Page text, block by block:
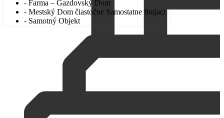
- Farma – Gazdovský Dom
- Mestský Dom čiastočne Samostatne Stojaci
- Samotný Objekt